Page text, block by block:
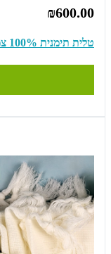
₪600.00
טלית תימנית 100% צמר חלק – פסים שחורים - 263